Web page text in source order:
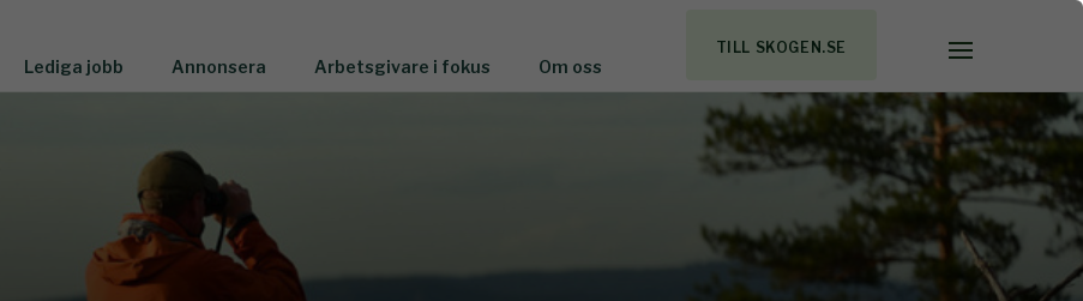
Lediga jobb Annonsera Arbetsgivare i fokus Om oss
TILL SKOGEN.SE